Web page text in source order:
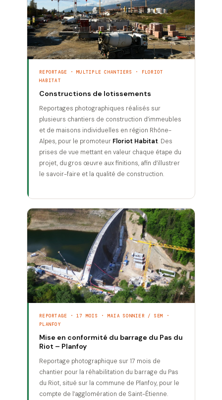
REPORTAGE · MULTIPLE CHANTIERS · FLORIOT
HABITAT
Constructions de lotissements
Reportages photographiques réalisés sur
plusieurs chantiers de construction d’immeubles
et de maisons individuelles en région Rhône-
Alpes, pour le promoteur Floriot Habitat. Des
prises de vue mettant en valeur chaque étape du
projet, du gros œuvre aux finitions, afin d’illustrer
le savoir-faire et la qualité de construction.
REPORTAGE · 17 MOIS · MAIA SONNIER / SEM ·
PLANFOY
Mise en conformité du barrage du Pas du
Riot – Planfoy
Reportage photographique sur 17 mois de
chantier pour la réhabilitation du barrage du Pas
du Riot, situé sur la commune de Planfoy, pour le
compte de l’agglomération de Saint-Étienne.